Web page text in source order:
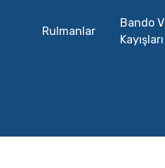
Rulmanlar
Bando V
Kayışları